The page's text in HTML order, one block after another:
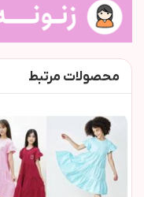
محصولات مرتبط